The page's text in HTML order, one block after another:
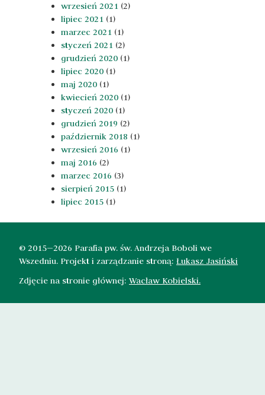
wrzesień 2021 (2)
lipiec 2021 (1)
marzec 2021 (1)
styczeń 2021 (2)
grudzień 2020 (1)
lipiec 2020 (1)
maj 2020 (1)
kwiecień 2020 (1)
styczeń 2020 (1)
grudzień 2019 (2)
październik 2018 (1)
wrzesień 2016 (1)
maj 2016 (2)
marzec 2016 (3)
sierpień 2015 (1)
lipiec 2015 (1)
© 2015—2026 Parafia pw. św. Andrzeja Boboli we
Wszedniu. Projekt i zarządzanie stroną: Łukasz Jasiński
Zdjęcie na stronie głównej: Wacław Kobielski.